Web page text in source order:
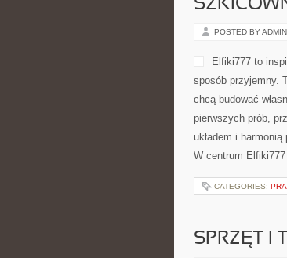
POSTED BY ADMIN
Elfiki777 to
sposób przyjemny.
chcą budować
pierwszych prób,
układem i
W centrum
CATEGORIES:
SPRZĘT I